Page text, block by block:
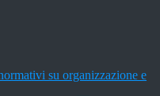
su organizzazione e